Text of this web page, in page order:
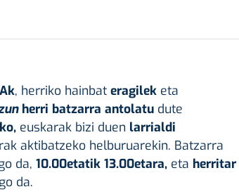
, herriko hainbat eragileketa
herri batzarra antolatudute
euskarak bizi duen larrialdi
aktibatzeko helburuarekin. Batzarra
da, 10.00etatik 13.00etara,eta herritar
da.